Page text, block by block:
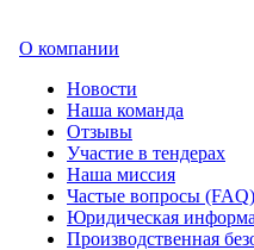
О компании
Новости
Наша команда
Отзывы
Участие в тендерах
Наша миссия
Частые вопросы (FAQ)
Юридическая
Производственная